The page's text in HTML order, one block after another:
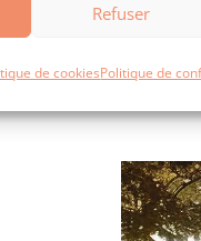
Refuser
de cookiesPolitique de
pour